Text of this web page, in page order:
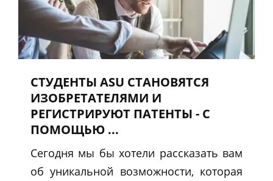
СТУДЕНТЫ ASU СТАНОВЯТСЯ
ИЗОБРЕТАТЕЛЯМИ И
РЕГИСТРИРУЮТ ПАТЕНТЫ - С
ПОМОЩЬЮ ...
Сегодня мы бы хотели рассказать вам
об уникальной возможности, которая